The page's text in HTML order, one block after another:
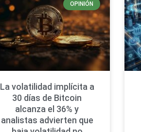
OPINIÓN
La volatilidad implícita a
30 días de Bitcoin
alcanza el 36% y
analistas advierten que